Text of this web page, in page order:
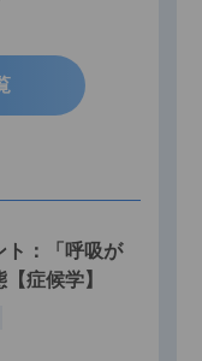
ト：「呼吸が
症候学】